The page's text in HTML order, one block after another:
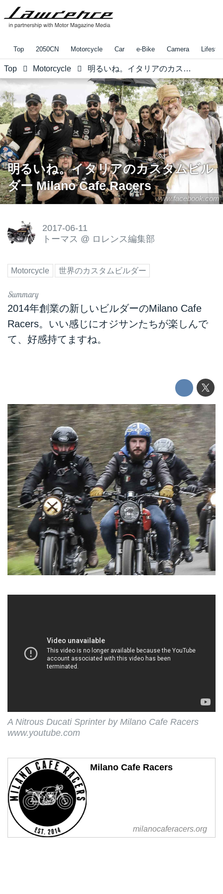
Top 2050CN Motorcycle Car e-Bike Camera
Top Motorcycle 明るいね。イタリアのカスタムビルダー Milano Cafe Racers
www.facebook.com
明るいね。イタリアのカスタムビル
ダー Milano Cafe Racers
2017-06-11
トーマス @ ロレンス編集部
Motorcycle 世界のカスタムビルダー
2014年創業の新しいビルダーのMilano Cafe
Racers。いい感じにオジサンたちが楽しんで
て、好感持てますね。
A Nitrous Ducati Sprinter by Milano Cafe Racers
www.youtube.com
Milano Cafe Racers
milanocaferacers.org